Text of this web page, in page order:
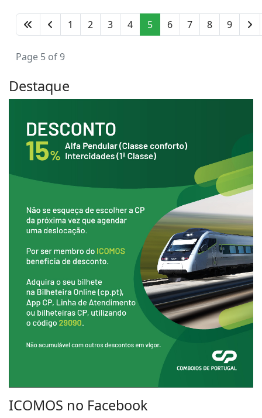
1 2 3 4 5 6 7 8 9
Page 5 of 9
Destaque
ICOMOS no Facebook